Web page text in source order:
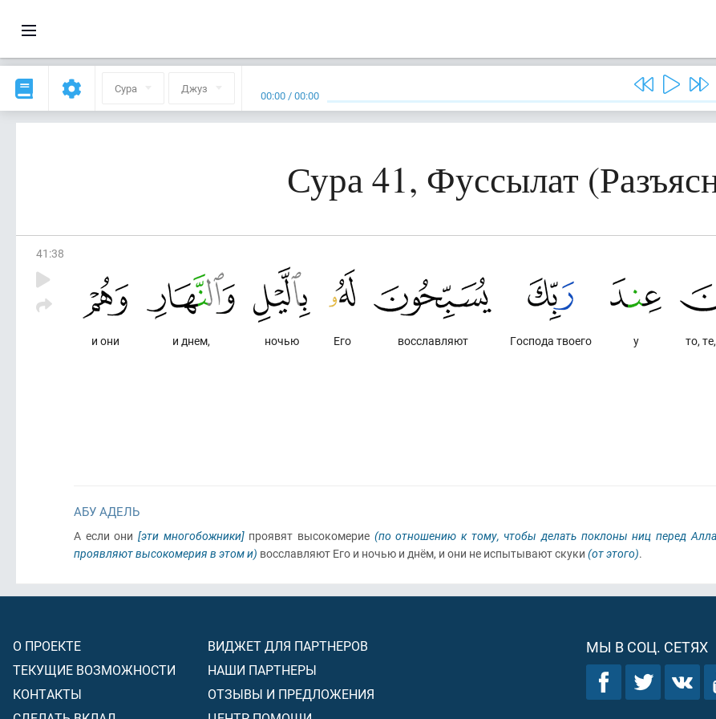
Сура Джуз 00:00 /00:00
Сура 41, Фуссылат
41 :38
то,
у
Господа твоего
восславляют
Его
ночью
и днем,
и они
АБУ АДЕЛЬ
А если они [эти многобожники]проявят высокомерие (по отношению к тому, чтобы делать поклоны ниц перед
проявляют высокомерия в этом и) восславляют Его и ночью и днём, и они не испытывают скуки (от этого).
О ПРОЕКТЕ
ТЕКУЩИЕ ВОЗМОЖНОСТИ
КОНТАКТЫ
ВИДЖЕТ ДЛЯ ПАРТНЕРОВ
НАШИ ПАРТНЕРЫ
ОТЗЫВЫ И ПРЕДЛОЖЕНИЯ
МЫ В СОЦ. СЕТЯХ